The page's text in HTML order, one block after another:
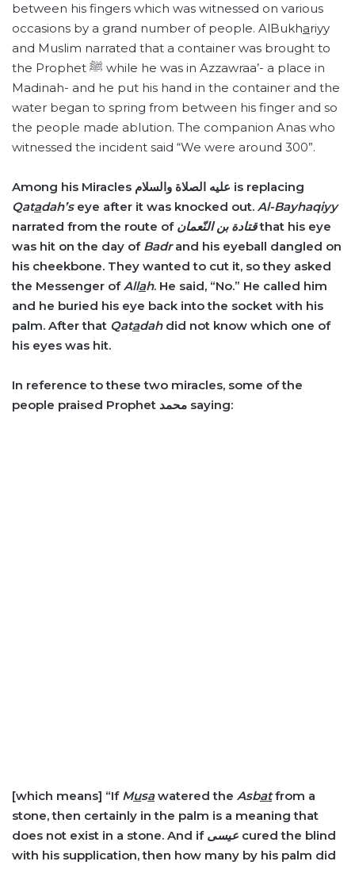
between his fingers which was witnessed on various
occasions by a grand number of people. AlBukhariyy
and Muslim narrated that a container was brought to
the Prophet ﷺ while he was in Azzawraa’- a place in
Madinah- and he put his hand in the container and the
water began to spring from between his finger and so
the people made ablution. The companion Anas who
witnessed the incident said “We were around 300”.
Among his Miracles عليه الصلاة والسلام is replacing
Qatadah’seye after it was knocked out. Al-Bayhaqiyy
narrated from the route of قتادة بن النّعمانthat his eye
was hit on the day of Badrand his eyeball dangled on
his cheekbone. They wanted to cut it, so they asked
the Messenger ofAllah. He said, “No.” He called him
and he buried his eye back into the socket with his
palm. After that Qatadahdid not know which one of
his eyes was hit.
In reference to these two miracles, some of the
people praised Prophet محمد saying:
[which means] “If Musawatered the Asbatfrom a
stone, then certainly in the palm is a meaning that
does not exist in a stone. And if عيسى cured the blind
with his supplication, then how many by his palm did